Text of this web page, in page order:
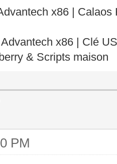
x86 |
x86 | Clé
& Scripts maison
PM